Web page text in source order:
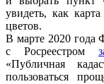
увидеть, как
цветов.
В марте 2020 года
с Росреестром
«Публичная
пользоваться